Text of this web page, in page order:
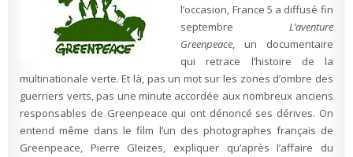
l’occasion, France 5 a diffusé fin
septembre L’aventure
Greenpeace, un documentaire
qui retrace l’histoire de la
multinationale verte. Et là, pas un mot sur les zones d’ombre des
guerriers verts, pas une minute accordée aux nombreux anciens
responsables de Greenpeace qui ont dénoncé ses dérives. On
entend même dans le film l’un des photographes français de
Greenpeace, Pierre Gleizes, expliquer qu’après l’affaire du